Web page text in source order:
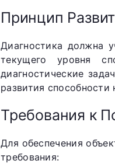
Принцип
Диагностика должна
текущего уровня
диагностические
развития
Требования к
Для обеспечения
требования: